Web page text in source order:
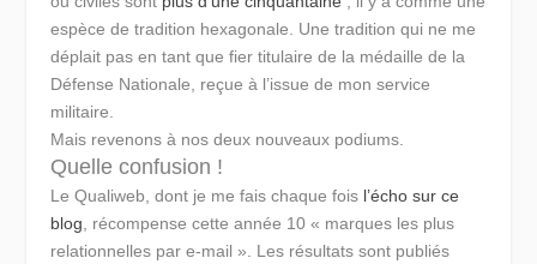
espèce de tradition hexagonale. Une tradition qui ne me
déplait pas en tant que fier titulaire de la médaille de la
Défense Nationale, reçue à l’issue de mon service
militaire.
Mais revenons à nos deux nouveaux podiums.
Quelle confusion !
Le Qualiweb, dont je me fais chaque fois l’écho sur ce
blog , récompense cette année 10 « marques les plus
relationnelles par e-mail ». Les résultats sont publiés